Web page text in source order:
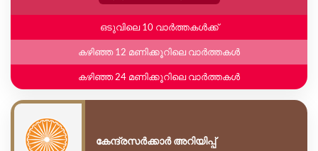
ഒടുവിലെ 10 വാർത്തകൾക്ക്
കഴിഞ്ഞ 12 മണിക്കൂറിലെ വാർത്തകൾ
കഴിഞ്ഞ 24 മണിക്കൂറിലെ വാർത്തകൾ
കേന്ദ്രസർക്കാർ അറിയിപ്പ്